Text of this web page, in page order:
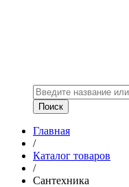
Главная
/
Каталог товаров
/
Сантехника